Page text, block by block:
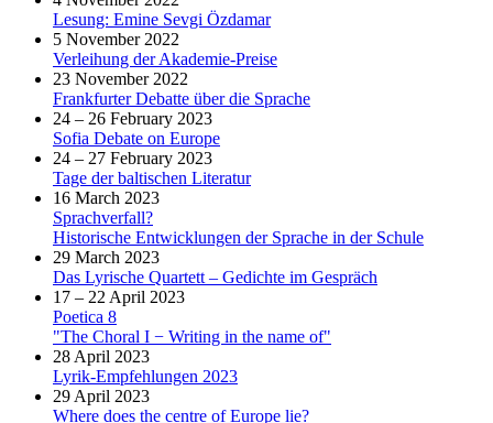
Lesung: Emine Sevgi Özdamar
5 November 2022
Verleihung der Akademie-Preise
23 November 2022
Frankfurter Debatte über die Sprache
24 – 26 February 2023
Sofia Debate on Europe
24 – 27 February 2023
Tage der baltischen Literatur
16 March 2023
Sprachverfall?
Historische Entwicklungen der Sprache in der Schule
29 March 2023
Das Lyrische Quartett – Gedichte im Gespräch
17 – 22 April 2023
Poetica 8
"The Choral I − Writing in the name of"
28 April 2023
Lyrik-Empfehlungen 2023
29 April 2023
Where does the centre of Europe lie?